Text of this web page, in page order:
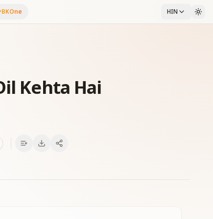
BKOne HIN
Kehta Hai